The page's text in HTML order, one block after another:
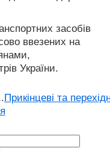
засобів
ввезених на
України.
Прикінцеві та